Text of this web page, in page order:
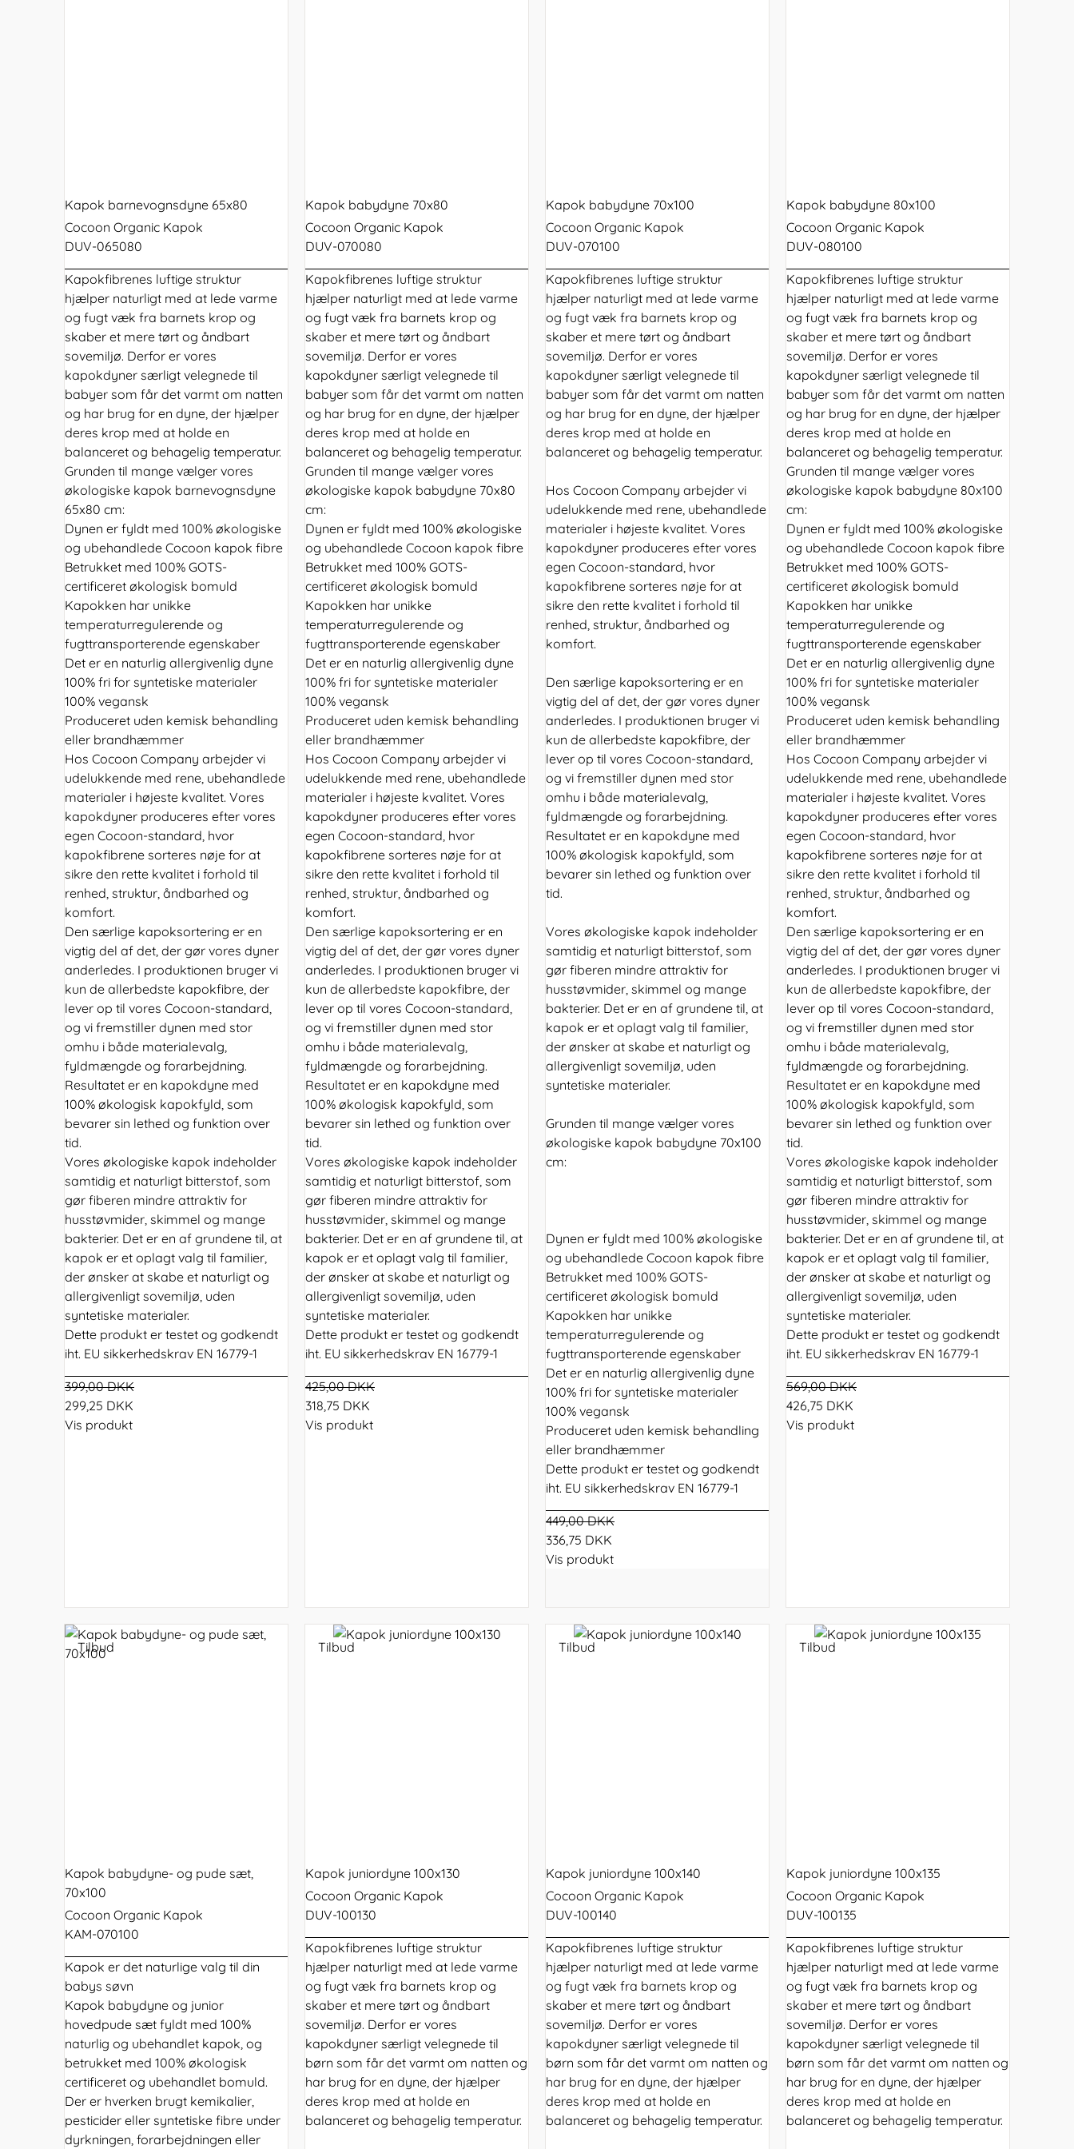
Kapok barnevognsdyne 65x80
Cocoon Organic Kapok
DUV-065080
Kapokfibrenes luftige struktur
hjælper naturligt med at lede varme
og fugt væk fra barnets krop og
skaber et mere tørt og åndbart
sovemiljø. Derfor er vores
kapokdyner særligt velegnede til
babyer som får det varmt om natten
og har brug for en dyne, der hjælper
deres krop med at holde en
balanceret og behagelig temperatur.
Grunden til mange vælger vores
økologiske kapok barnevognsdyne
65x80 cm:
Dynen er fyldt med 100% økologiske
og ubehandlede Cocoon kapok fibre
Betrukket med 100% GOTS-
certificeret økologisk bomuld
Kapokken har unikke
temperaturregulerende og
fugttransporterende egenskaber
Det er en naturlig allergivenlig dyne
100% fri for syntetiske materialer
100% vegansk
Produceret uden kemisk behandling
eller brandhæmmer
Hos Cocoon Company arbejder vi
udelukkende med rene, ubehandlede
materialer i højeste kvalitet. Vores
kapokdyner produceres efter vores
egen Cocoon-standard, hvor
kapokfibrene sorteres nøje for at
sikre den rette kvalitet i forhold til
renhed, struktur, åndbarhed og
komfort.
Den særlige kapoksortering er en
vigtig del af det, der gør vores dyner
anderledes. I produktionen bruger vi
kun de allerbedste kapokfibre, der
lever op til vores Cocoon-standard,
og vi fremstiller dynen med stor
omhu i både materialevalg,
fyldmængde og forarbejdning.
Resultatet er en kapokdyne med
100% økologisk kapokfyld, som
bevarer sin lethed og funktion over
tid.
Vores økologiske kapok indeholder
samtidig et naturligt bitterstof, som
gør fiberen mindre attraktiv for
husstøvmider, skimmel og mange
bakterier. Det er en af grundene til, at
kapok er et oplagt valg til familier,
der ønsker at skabe et naturligt og
allergivenligt sovemiljø, uden
syntetiske materialer.
Dette produkt er testet og godkendt
iht. EU sikkerhedskrav EN 16779-1
399,00 DKK
299,25 DKK
Vis produkt
Kapok babydyne 70x80
Cocoon Organic Kapok
DUV-070080
Kapokfibrenes luftige struktur
hjælper naturligt med at lede varme
og fugt væk fra barnets krop og
skaber et mere tørt og åndbart
sovemiljø. Derfor er vores
kapokdyner særligt velegnede til
babyer som får det varmt om natten
og har brug for en dyne, der hjælper
deres krop med at holde en
balanceret og behagelig temperatur.
Grunden til mange vælger vores
økologiske kapok babydyne 70x80
cm:
Dynen er fyldt med 100% økologiske
og ubehandlede Cocoon kapok fibre
Betrukket med 100% GOTS-
certificeret økologisk bomuld
Kapokken har unikke
temperaturregulerende og
fugttransporterende egenskaber
Det er en naturlig allergivenlig dyne
100% fri for syntetiske materialer
100% vegansk
Produceret uden kemisk behandling
eller brandhæmmer
Hos Cocoon Company arbejder vi
udelukkende med rene, ubehandlede
materialer i højeste kvalitet. Vores
kapokdyner produceres efter vores
egen Cocoon-standard, hvor
kapokfibrene sorteres nøje for at
sikre den rette kvalitet i forhold til
renhed, struktur, åndbarhed og
komfort.
Den særlige kapoksortering er en
vigtig del af det, der gør vores dyner
anderledes. I produktionen bruger vi
kun de allerbedste kapokfibre, der
lever op til vores Cocoon-standard,
og vi fremstiller dynen med stor
omhu i både materialevalg,
fyldmængde og forarbejdning.
Resultatet er en kapokdyne med
100% økologisk kapokfyld, som
bevarer sin lethed og funktion over
tid.
Vores økologiske kapok indeholder
samtidig et naturligt bitterstof, som
gør fiberen mindre attraktiv for
husstøvmider, skimmel og mange
bakterier. Det er en af grundene til, at
kapok er et oplagt valg til familier,
der ønsker at skabe et naturligt og
allergivenligt sovemiljø, uden
syntetiske materialer.
Dette produkt er testet og godkendt
iht. EU sikkerhedskrav EN 16779-1
425,00 DKK
318,75 DKK
Vis produkt
Kapok babydyne 70x100
Cocoon Organic Kapok
DUV-070100
Kapokfibrenes luftige struktur
hjælper naturligt med at lede varme
og fugt væk fra barnets krop og
skaber et mere tørt og åndbart
sovemiljø. Derfor er vores
kapokdyner særligt velegnede til
babyer som får det varmt om natten
og har brug for en dyne, der hjælper
deres krop med at holde en
balanceret og behagelig temperatur.
Hos Cocoon Company arbejder vi
udelukkende med rene, ubehandlede
materialer i højeste kvalitet. Vores
kapokdyner produceres efter vores
egen Cocoon-standard, hvor
kapokfibrene sorteres nøje for at
sikre den rette kvalitet i forhold til
renhed, struktur, åndbarhed og
komfort.
Den særlige kapoksortering er en
vigtig del af det, der gør vores dyner
anderledes. I produktionen bruger vi
kun de allerbedste kapokfibre, der
lever op til vores Cocoon-standard,
og vi fremstiller dynen med stor
omhu i både materialevalg,
fyldmængde og forarbejdning.
Resultatet er en kapokdyne med
100% økologisk kapokfyld, som
bevarer sin lethed og funktion over
tid.
Vores økologiske kapok indeholder
samtidig et naturligt bitterstof, som
gør fiberen mindre attraktiv for
husstøvmider, skimmel og mange
bakterier. Det er en af grundene til, at
kapok er et oplagt valg til familier,
der ønsker at skabe et naturligt og
allergivenligt sovemiljø, uden
syntetiske materialer.
Grunden til mange vælger vores
økologiske kapok babydyne 70x100
cm:
Dynen er fyldt med 100% økologiske
og ubehandlede Cocoon kapok fibre
Betrukket med 100% GOTS-
certificeret økologisk bomuld
Kapokken har unikke
temperaturregulerende og
fugttransporterende egenskaber
Det er en naturlig allergivenlig dyne
100% fri for syntetiske materialer
100% vegansk
Produceret uden kemisk behandling
eller brandhæmmer
Dette produkt er testet og godkendt
iht. EU sikkerhedskrav EN 16779-1
449,00 DKK
336,75 DKK
Vis produkt
Kapok babydyne 80x100
Cocoon Organic Kapok
DUV-080100
Kapokfibrenes luftige struktur
hjælper naturligt med at lede varme
og fugt væk fra barnets krop og
skaber et mere tørt og åndbart
sovemiljø. Derfor er vores
kapokdyner særligt velegnede til
babyer som får det varmt om natten
og har brug for en dyne, der hjælper
deres krop med at holde en
balanceret og behagelig temperatur.
Grunden til mange vælger vores
økologiske kapok babydyne 80x100
cm:
Dynen er fyldt med 100% økologiske
og ubehandlede Cocoon kapok fibre
Betrukket med 100% GOTS-
certificeret økologisk bomuld
Kapokken har unikke
temperaturregulerende og
fugttransporterende egenskaber
Det er en naturlig allergivenlig dyne
100% fri for syntetiske materialer
100% vegansk
Produceret uden kemisk behandling
eller brandhæmmer
Hos Cocoon Company arbejder vi
udelukkende med rene, ubehandlede
materialer i højeste kvalitet. Vores
kapokdyner produceres efter vores
egen Cocoon-standard, hvor
kapokfibrene sorteres nøje for at
sikre den rette kvalitet i forhold til
renhed, struktur, åndbarhed og
komfort.
Den særlige kapoksortering er en
vigtig del af det, der gør vores dyner
anderledes. I produktionen bruger vi
kun de allerbedste kapokfibre, der
lever op til vores Cocoon-standard,
og vi fremstiller dynen med stor
omhu i både materialevalg,
fyldmængde og forarbejdning.
Resultatet er en kapokdyne med
100% økologisk kapokfyld, som
bevarer sin lethed og funktion over
tid.
Vores økologiske kapok indeholder
samtidig et naturligt bitterstof, som
gør fiberen mindre attraktiv for
husstøvmider, skimmel og mange
bakterier. Det er en af grundene til, at
kapok er et oplagt valg til familier,
der ønsker at skabe et naturligt og
allergivenligt sovemiljø, uden
syntetiske materialer.
Dette produkt er testet og godkendt
iht. EU sikkerhedskrav EN 16779-1
569,00 DKK
426,75 DKK
Vis produkt
Tilbud
Kapok babydyne- og pude sæt,
70x100
Cocoon Organic Kapok
KAM-070100
Kapok er det naturlige valg til din
babys søvn
Kapok babydyne og junior
hovedpude sæt fyldt med 100%
naturlig og ubehandlet kapok, og
betrukket med 100% økologisk
certificeret og ubehandlet bomuld.
Der er hverken brugt kemikalier,
pesticider eller syntetiske fibre under
dyrkningen, forarbejdningen eller
Tilbud
Kapok juniordyne 100x130
Cocoon Organic Kapok
DUV-100130
Kapokfibrenes luftige struktur
hjælper naturligt med at lede varme
og fugt væk fra barnets krop og
skaber et mere tørt og åndbart
sovemiljø. Derfor er vores
kapokdyner særligt velegnede til
børn som får det varmt om natten og
har brug for en dyne, der hjælper
deres krop med at holde en
balanceret og behagelig temperatur.
Tilbud
Kapok juniordyne 100x140
Cocoon Organic Kapok
DUV-100140
Kapokfibrenes luftige struktur
hjælper naturligt med at lede varme
og fugt væk fra barnets krop og
skaber et mere tørt og åndbart
sovemiljø. Derfor er vores
kapokdyner særligt velegnede til
børn som får det varmt om natten og
har brug for en dyne, der hjælper
deres krop med at holde en
balanceret og behagelig temperatur.
Tilbud
Kapok juniordyne 100x135
Cocoon Organic Kapok
DUV-100135
Kapokfibrenes luftige struktur
hjælper naturligt med at lede varme
og fugt væk fra barnets krop og
skaber et mere tørt og åndbart
sovemiljø. Derfor er vores
kapokdyner særligt velegnede til
børn som får det varmt om natten og
har brug for en dyne, der hjælper
deres krop med at holde en
balanceret og behagelig temperatur.